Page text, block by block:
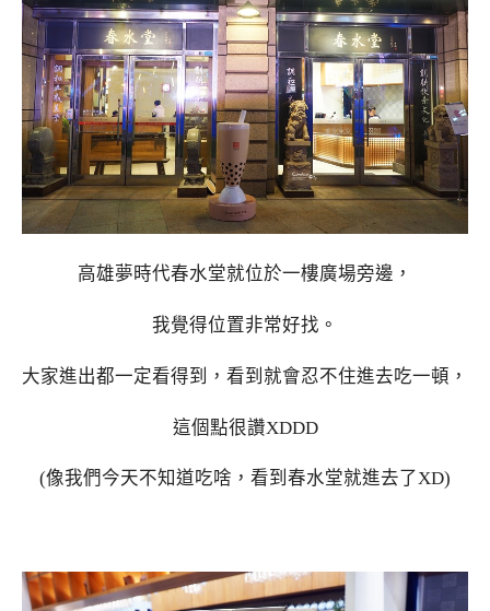
高雄夢時代春水堂就位於一樓廣場旁邊，
我覺得位置非常好找。
大家進出都一定看得到，看到就會忍不住進去吃一頓，
這個點很讚XDDD
(像我們今天不知道吃啥，看到春水堂就進去了XD)